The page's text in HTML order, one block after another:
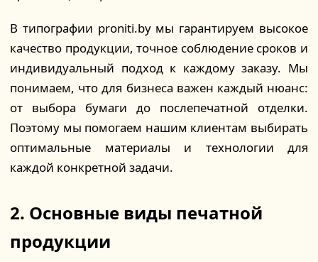
В типографии proniti.by мы гарантируем высокое
качество продукции, точное соблюдение сроков и
индивидуальный подход к каждому заказу. Мы
понимаем, что для бизнеса важен каждый нюанс:
от выбора бумаги до послепечатной отделки.
Поэтому мы помогаем нашим клиентам выбирать
оптимальные материалы и технологии для
каждой конкретной задачи.
2. Основные виды печатной
продукции